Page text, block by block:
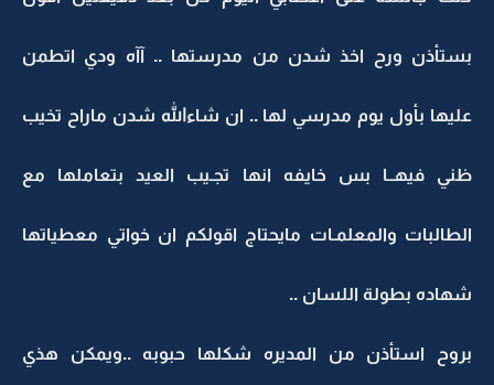
بستأذن ورح اخذ شدن من مدرستها .. آآه ودي اتطمن
عليها بأول يوم مدرسي لها .. ان شاءالله شدن ماراح تخيب
ظني فيهــا بس خايفه انها تجـيب العيد بتعاملها مع
الطالبات والمعلمـات مايحتاج اقولكم ان خواتي معطياتها
شهاده بطولة اللسان ..
بروح استأذن من المديره شكلها حبوبه ..ويمكن هذي